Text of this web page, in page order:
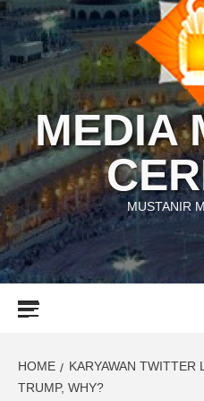
MEDIA
MUSTANIR
HOME
KARYAWAN TWITTER
TRUMP, WHY?